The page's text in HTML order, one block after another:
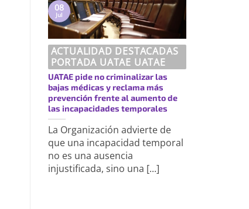
ACTUALIDAD DESTACADAS
PORTADA UATAE UATAE
UATAE pide no criminalizar las
bajas médicas y reclama más
prevención frente al aumento de
las incapacidades temporales
La Organización advierte de
que una incapacidad temporal
no es una ausencia
injustificada, sino una [...]
08
Jul